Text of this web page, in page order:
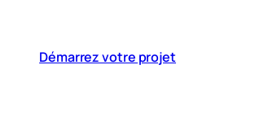
Démarrez votre projet